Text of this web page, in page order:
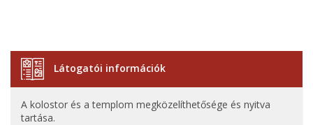
Látogatói információk
A kolostor és a templom megközelíthetősége és nyitva
tartása.